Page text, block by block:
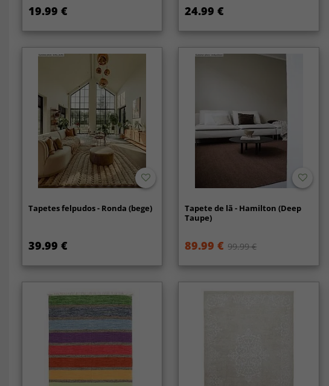
19.99 € 24.99 €
Tapetes felpudos - Ronda (bege)
39.99 €
Tapete de lã - Hamilton (Deep
Taupe)
89.99 € 99.99 €